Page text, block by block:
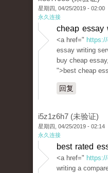
星期四, 04/25/2019 - 02:00
永久连接
cheap essay
<a href="
essay writing
buy cheap
">best cheap
回复
i5z1z6h7 (未验证)
星期四, 04/25/2019 - 02:14
永久连接
best rated
<a href="
writing a